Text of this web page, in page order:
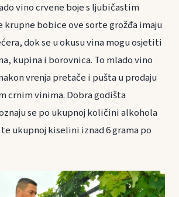
vino crvene boje s ljubičastim
krupne bobice ove sorte grožđa imaju
dok se u okusu vina mogu osjetiti
kupina i borovnica. To mlado vino
vrenja pretače i pušta u prodaju
crnim vinima. Dobra godišta
se po ukupnoj količini alkohola
ukupnoj kiselini iznad 6 grama po